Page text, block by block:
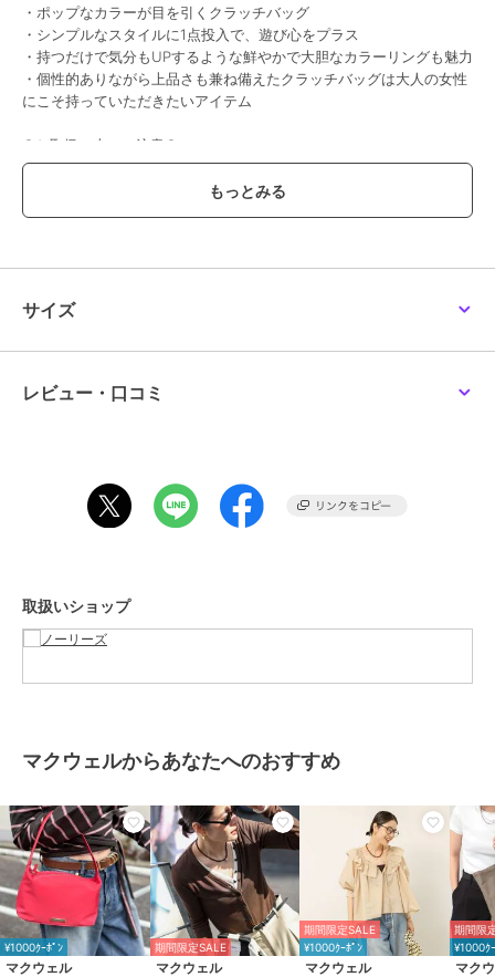
・ポップなカラーが目を引くクラッチバッグ
・シンプルなスタイルに1点投入で、遊び心をプラス
・持つだけで気分もUPするような鮮やかで大胆なカラーリングも魅力
・個性的ありながら上品さも兼ね備えたクラッチバッグは大人の女性
にこそ持っていただきたいアイテム
●お取扱い上のご注意●
末永くご愛用頂くために、アテンションタグを必ずご確認の上、着用
※店頭及び屋外での撮影画像は、光の当たり具合で色味が違って見え
る場合があります。商品の色味は、スタジオ撮影の画像をご参照下さ
すが、お客様がご利用のモニターの設定及び特性により、実際の商品
期間限定セール開催中
ショップ
商品カテゴリ バッグ ／クラッチバッグ
バッグ ／クラッチバッグ
サイズ F
素材
ホワイト系4/オレンジ系その他3/
ピンク系３：ポリエステル100%
商品のお取り扱い方法
バッグ
ストライプ/カジュアル
クラッチバッグ
サイズ
レビュー・口コミ
取扱いショップ
マクウェルからあなたへのおすすめ
¥1000ｸｰﾎﾟﾝ
マクウェル
期間限定SALE
マクウェル
期間限定SALE
¥1000ｸｰﾎﾟﾝ
マクウェル
期間限
¥1000ｸ
マク